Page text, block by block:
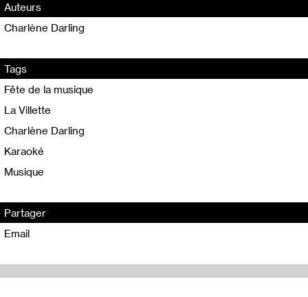
Auteurs
Charlène Darling
Tags
Fête de la musique
La Villette
Charlène Darling
Karaoké
Musique
Partager
Email